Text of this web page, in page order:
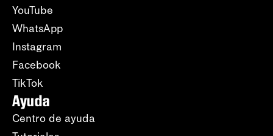
YouTube
WhatsApp
Instagram
Facebook
TikTok
Ayuda
Centro de ayuda